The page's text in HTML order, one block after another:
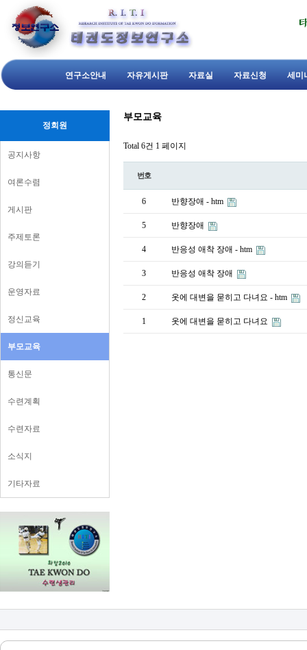
연구소안내 자유게시판 자료실 자료신청 세미
정회원
공지사항
여론수렴
게시판
주제토론
강의듣기
운영자료
정신교육
부모교육
통신문
수련계획
수련자료
소식지
기타자료
부모교육
Total 6건 1 페이지
번호
6 반향장애 - htm
5 반향장애
4 반응성 애착 장애 - htm
3 반응성 애착 장애
2 옷에 대변을 묻히고 다녀요 - htm
1 옷에 대변을 묻히고 다녀요